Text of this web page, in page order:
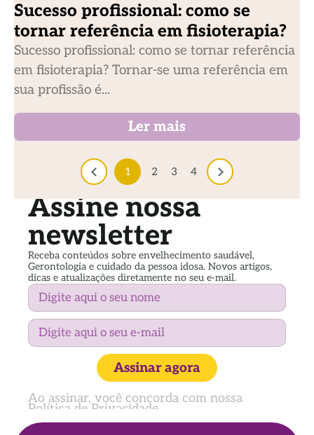
Sucesso profissional: como se
tornar referência em fisioterapia?
Sucesso profissional: como se tornar referência
em fisioterapia? Tornar-se uma referência em
sua profissão é...
Ler mais
1 2 3 4
Assine nossa
newsletter
Receba conteúdos sobre envelhecimento saudável,
Gerontologia e cuidado da pessoa idosa. Novos artigos,
dicas e atualizações diretamente no seu e-mail.
Assinar agora
Ao assinar, você concorda com nossa
Política de Privacidade